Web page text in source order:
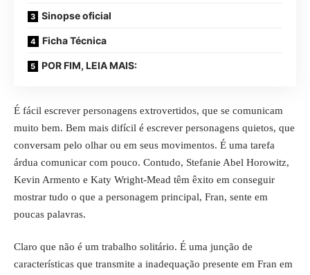
Sinopse oficial
Ficha Técnica
POR FIM, LEIA MAIS:
É fácil escrever personagens extrovertidos, que se comunicam
muito bem. Bem mais difícil é escrever personagens quietos, que
conversam pelo olhar ou em seus movimentos. É uma tarefa
árdua comunicar com pouco. Contudo, Stefanie Abel Horowitz,
Kevin Armento e Katy Wright-Mead têm êxito em conseguir
mostrar tudo o que a personagem principal, Fran, sente em
poucas palavras.
Claro que não é um trabalho solitário. É uma junção de
características que transmite a inadequação presente em Fran em